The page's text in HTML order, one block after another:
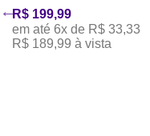
R$ 199,99
em até 6x de R$ 33,33
R$ 189,99 à vista